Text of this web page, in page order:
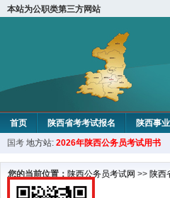
本站为公职类第三方网站
首页 陕西省考考试报名 陕西事
国考 地方站: 2026年陕西公务员考试用书
您的当前位置： 陕西公务员考试网 >> 陕西